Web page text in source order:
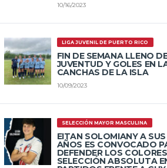
10/16/2023
LIGA JUVENIL DE PUERTO RICO
FIN DE SEMANA LLENO
JUVENTUD Y GOLES EN
CANCHAS DE LA ISLA
10/09/2023
SELECCIÓN MAYOR MASCULINA
EITAN SOLOMIANY A SUS
AÑOS ES CONVOCADO
DEFENDER LOS
SELECCIÓN ABSOLUTA